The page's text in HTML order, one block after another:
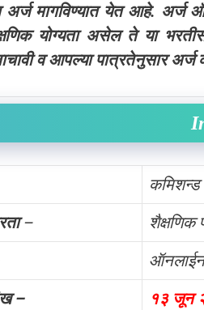
अर्ज मागविण्यात येत आहे. अर्ज
योग्यता असेल ते या
व आपल्या पात्रतेनुसार अर्ज
–
शैक्षणिक
ऑनलाईन
–
१३ जून